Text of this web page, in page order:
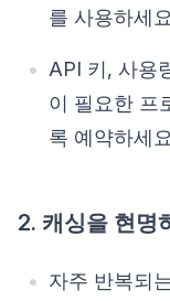
를 사용하세
API 키, 사용
이 필요한 프
록 예약하세
2. 캐싱을 현명
자주 반복되